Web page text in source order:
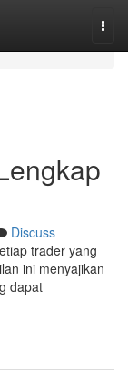
Discuss
trader yang
ini menyajikan
dapat